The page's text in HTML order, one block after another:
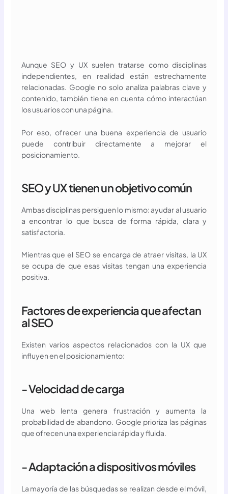
Aunque SEO y UX suelen tratarse como disciplinas
independientes, en realidad están estrechamente
relacionadas. Google no solo analiza palabras clave y
contenido, también tiene en cuenta cómo interactúan
los usuarios con una página.
Por eso, ofrecer una buena experiencia de usuario
puede contribuir directamente a mejorar el
posicionamiento.
SEO y UX tienen un objetivo común
Ambas disciplinas persiguen lo mismo: ayudar al usuario
a encontrar lo que busca de forma rápida, clara y
satisfactoria.
Mientras que el SEO se encarga de atraer visitas, la UX
se ocupa de que esas visitas tengan una experiencia
positiva.
Factores de experiencia que afectan
al SEO
Existen varios aspectos relacionados con la UX que
influyen en el posicionamiento:
- Velocidad de carga
Una web lenta genera frustración y aumenta la
probabilidad de abandono. Google prioriza las páginas
que ofrecen una experiencia rápida y fluida.
- Adaptación a dispositivos móviles
La mayoría de las búsquedas se realizan desde el móvil,